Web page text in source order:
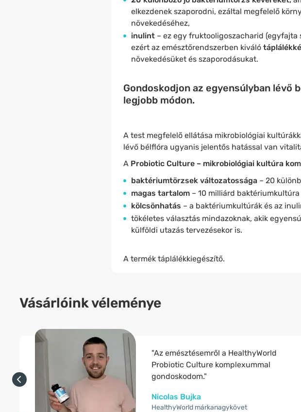
elkezdenek szaporodni, ezáltal megfelelő
növekedéséhez,
inulint – ez egy fruktooligoszacharid
ezért az emésztőrendszerben kiváló
növekedésüket és szaporodásukat.
Gondoskodjon az egyensúlyban lévő
legjobb módon.
A test megfelelő ellátása mikrobiológiai
lévő bélflóra ugyanis jelentős hatással van
A Probiotic Culture – mikrobiológiai kultúra
baktériumtörzsek változatossága– 20
magas tartalom – 10 milliárd
kölcsönhatás – a baktériumkultúrák és az
tökéletes választás mindazoknak, akik
külföldi utazás tervezésekor is.
A termék táplálékkiegészítő.
Vásárlóink véleménye
"Az emésztésemről a HealthyWorld
Probiotic Culture komplexummal
gondoskodom."
Nicolas Bujka
HealthyWorld márkanagykövet